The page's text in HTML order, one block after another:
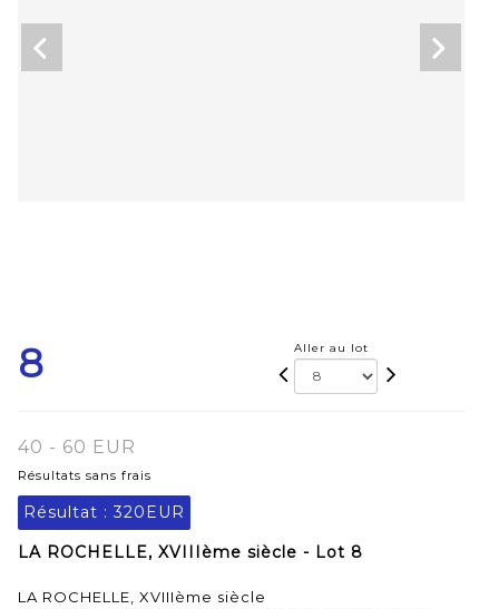
8 Aller au lot
40 - 60 EUR
Résultats sans frais
Résultat : 320EUR
LA ROCHELLE, XVIIIème siècle - Lot 8
LA ROCHELLE, XVIIIème siècle